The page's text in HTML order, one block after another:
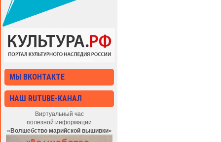
МЫ ВКОНТАКТЕ
НАШ RUTUBE-КАНАЛ
Виртуальный час
полезной информации
«Волшебство марийской вышивки»